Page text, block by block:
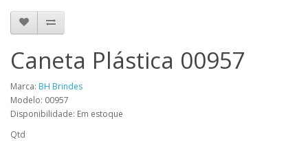
Caneta Plástica 00957
Marca: BH Brindes
Modelo: 00957
Disponibilidade: Em estoque
Qtd